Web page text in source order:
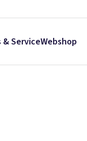
& ServiceWebshop